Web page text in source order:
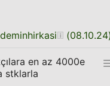
(08.10.24
en az 4000e
stklarla